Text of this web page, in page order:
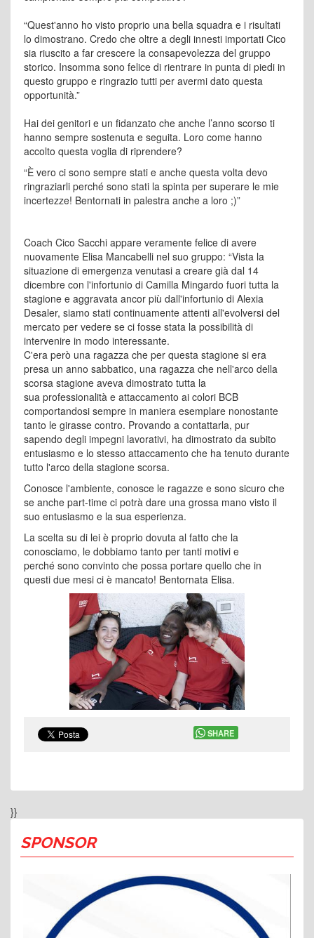
}}
SPONSOR
“Quest'anno ho visto proprio una bella squadra e i risultati
lo dimostrano. Credo che oltre a degli innesti importati Cico
sia riuscito a far crescere la consapevolezza del gruppo
storico. Insomma sono felice di rientrare in punta di piedi in
questo gruppo e ringrazio tutti per avermi dato questa
opportunità.”
Hai dei genitori e un fidanzato che anche l’anno scorso ti
hanno sempre sostenuta e seguita. Loro come hanno
accolto questa voglia di riprendere?
“È vero ci sono sempre stati e anche questa volta devo
ringraziarli perché sono stati la spinta per superare le mie
incertezze! Bentornati in palestra anche a loro ;)”
Coach Cico Sacchi appare veramente felice di avere
nuovamente Elisa Mancabelli nel suo gruppo: “Vista la
situazione di emergenza venutasi a creare già dal 14
dicembre con l'infortunio di Camilla Mingardo fuori tutta la
stagione e aggravata ancor più dall'infortunio di Alexia
Desaler, siamo stati continuamente attenti all'evolversi del
mercato per vedere se ci fosse stata la possibilità di
intervenire in modo interessante.
C'era però una ragazza che per questa stagione si era
presa un anno sabbatico, una ragazza che nell'arco della
scorsa stagione aveva dimostrato tutta la
sua professionalità e attaccamento ai colori BCB
comportandosi sempre in maniera esemplare nonostante
tanto le girasse contro. Provando a contattarla, pur
sapendo degli impegni lavorativi, ha dimostrato da subito
entusiasmo e lo stesso attaccamento che ha tenuto durante
tutto l'arco della stagione scorsa.
Conosce l'ambiente, conosce le ragazze e sono sicuro che
se anche part-time ci potrà dare una grossa mano visto il
suo entusiasmo e la sua esperienza.
La scelta su di lei è proprio dovuta al fatto che la
conosciamo, le dobbiamo tanto per tanti motivi e
perché sono convinto che possa portare quello che in
questi due mesi ci è mancato! Bentornata Elisa.
SHARE